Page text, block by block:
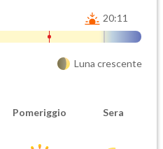
20:11
Luna crescente
Pomeriggio Sera